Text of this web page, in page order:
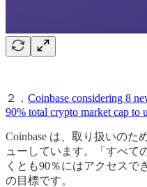
２． Coinbase considering 8
90% total crypto market cap to
Coinbase は、取り扱いの
ューしています。「すべて
くとも90％にはアクセスで
の目標です。